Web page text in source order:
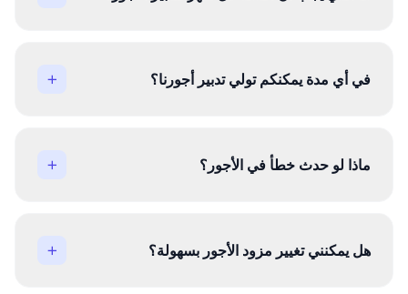
في أي مدة يمكنكم تولي تدبير أجورنا؟
ماذا لو حدث خطأ في الأجور؟
هل يمكنني تغيير مزود الأجور بسهولة؟